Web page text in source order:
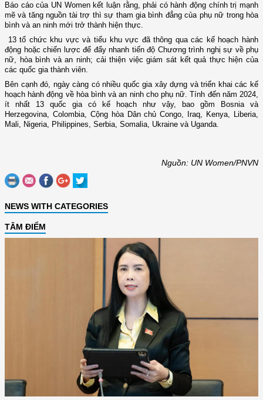
Báo cáo của UN Women kết luận rằng, phải có hành động chính trị mạnh
mẽ và tăng nguồn tài trợ thì sự tham gia bình đẳng của phụ nữ trong hòa
bình và an ninh mới trở thành hiện thực.
13 tổ chức khu vực và tiểu khu vực đã thông qua các kế hoạch hành
động hoặc chiến lược để đẩy nhanh tiến độ Chương trình nghị sự về phụ
nữ, hòa bình và an ninh; cải thiện việc giám sát kết quả thực hiện của
các quốc gia thành viên.
Bên cạnh đó, ngày càng có nhiều quốc gia xây dựng và triển khai các kế
hoạch hành động về hòa bình và an ninh cho phụ nữ. Tính đến năm 2024,
ít nhất 13 quốc gia có kế hoạch như vậy, bao gồm Bosnia và
Herzegovina, Colombia, Cộng hòa Dân chủ Congo, Iraq, Kenya, Liberia,
Mali, Nigeria, Philippines, Serbia, Somalia, Ukraine và Uganda.
Nguồn: UN Women/PNVN
NEWS WITH CATEGORIES
TÂM ĐIỂM